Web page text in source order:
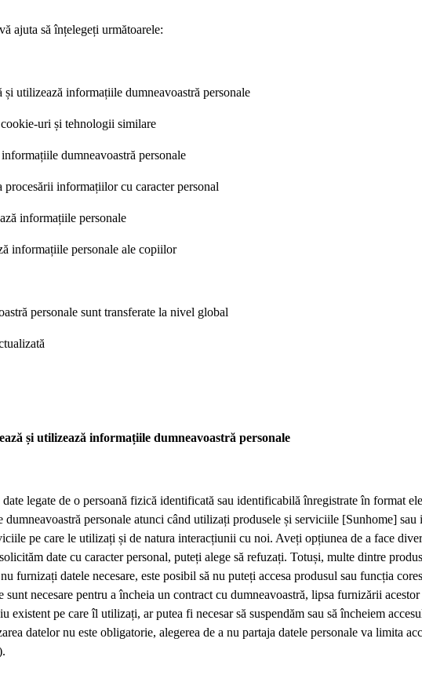
ajuta să înțelegeți următoarele:
utilizează informațiile dumneavoastră personale
uri și tehnologii similare
dumneavoastră personale
informațiilor cu caracter personal
informațiile personale
informațiile personale ale copiilor
personale sunt transferate la nivel global
și utilizează informațiile dumneavoastră personale
legate de o persoană fizică identificată sau identificabilă înregistrate în format
personale atunci când utilizați produsele și serviciile [Sunhome]
pe care le utilizați și de natura interacțiunii cu noi. Aveți opțiunea de a face
date cu caracter personal, puteți alege să refuzați. Totuși, multe dintre
furnizați datele necesare, este posibil să nu puteți accesa produsul sau funcția
sunt necesare pentru a încheia un contract cu dumneavoastră, lipsa furnizării
existent pe care îl utilizați, ar putea fi necesar să suspendăm sau să încheiem
datelor nu este obligatorie, alegerea de a nu partaja datele personale va limita